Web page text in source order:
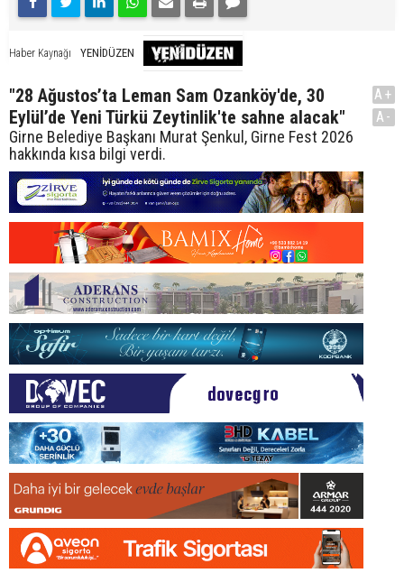
Haber Kaynağı YENİDÜZEN
"28 Ağustos’ta Leman Sam Ozanköy'de, 30
Eylül’de Yeni Türkü Zeytinlik'te sahne alacak"
Girne Belediye Başkanı Murat Şenkul, Girne Fest 2026
hakkında kısa bilgi verdi.
A+
A-